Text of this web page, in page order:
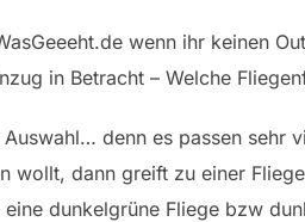
wenn ihr keinen
in Betracht – Welche
denn es passen sehr
wollt, dann greift zu einer
dunkelgrüne Fliege bzw